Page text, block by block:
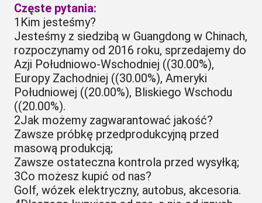
Częste pytania:
1Kim jesteśmy?
Jesteśmy z siedzibą w Guangdong w Chinach,
rozpoczynamy od 2016 roku, sprzedajemy do
Azji Południowo-Wschodniej ((30.00%),
Europy Zachodniej ((30.00%), Ameryki
Południowej ((20.00%), Bliskiego Wschodu
((20.00%).
2Jak możemy zagwarantować jakość?
Zawsze próbkę przedprodukcyjną przed
masową produkcją;
Zawsze ostateczna kontrola przed wysyłką;
3Co możesz kupić od nas?
Golf, wózek elektryczny, autobus, akcesoria.